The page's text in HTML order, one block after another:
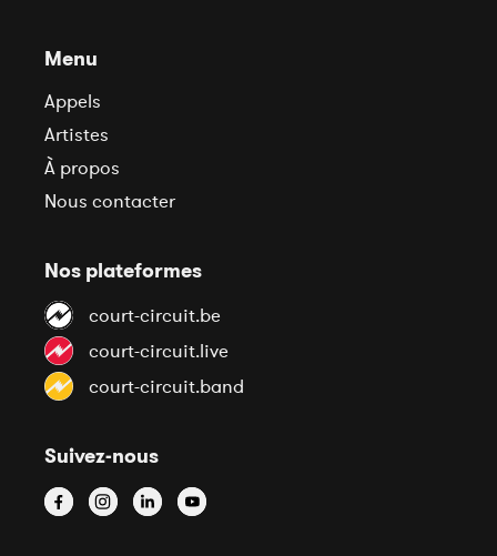
Menu
Appels
Artistes
À propos
Nous contacter
Nos plateformes
court-circuit.be
court-circuit.live
court-circuit.band
Suivez-nous